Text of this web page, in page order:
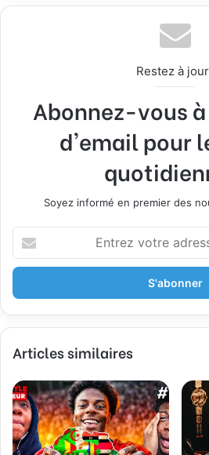
Restez à
Abonnez-vous
d'email pour
Soyez informé en premier des
votre
adresse
Articles similaires